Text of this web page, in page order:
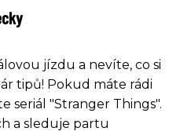
jízdu a nevíte, co si
tipů! Pokud máte rádi
seriál "Stranger Things".
a sleduje partu